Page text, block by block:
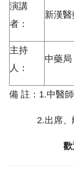
演講
者：
新漢
主持
人：
中藥
備 註：1.中醫
2.出席、離